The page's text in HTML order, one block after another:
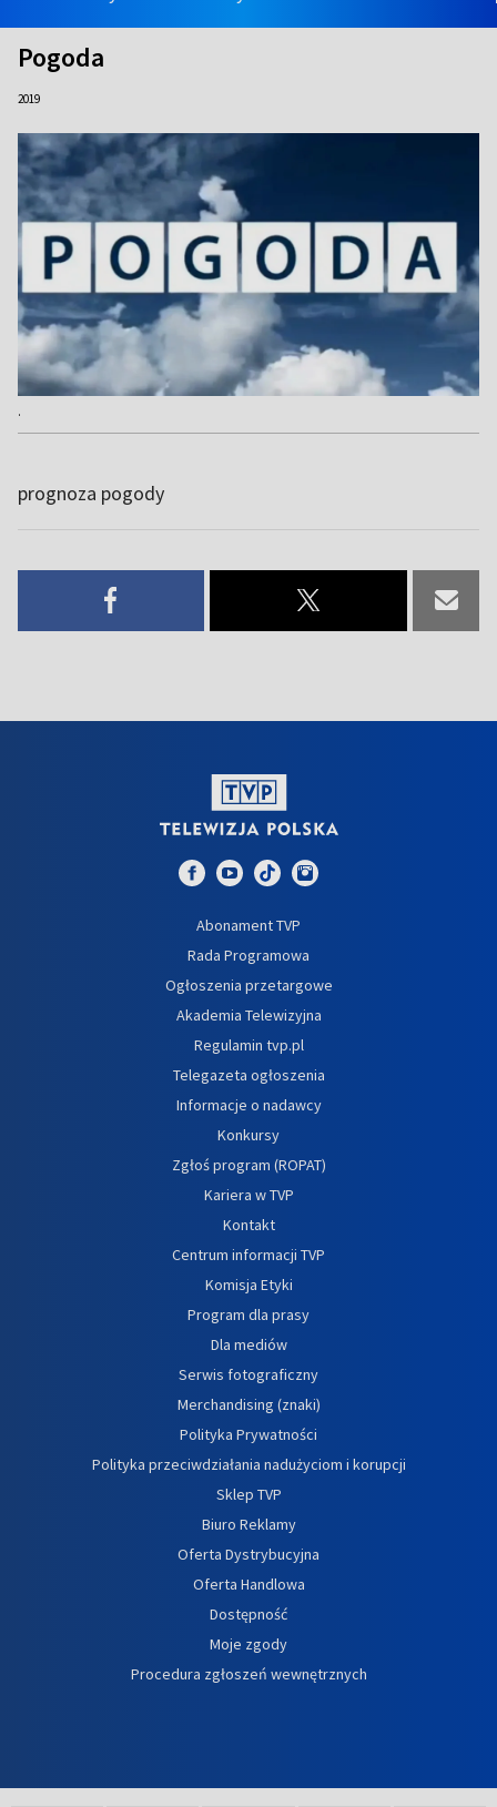
Pogoda
2019
.
prognoza pogody
Abonament TVP
Rada Programowa
Ogłoszenia przetargowe
Akademia Telewizyjna
Regulamin tvp.pl
Telegazeta ogłoszenia
Informacje o nadawcy
Konkursy
Zgłoś program (ROPAT)
Kariera w TVP
Kontakt
Centrum informacji TVP
Komisja Etyki
Program dla prasy
Dla mediów
Serwis fotograficzny
Merchandising (znaki)
Polityka Prywatności
Polityka przeciwdziałania nadużyciom i korupcji
Sklep TVP
Biuro Reklamy
Oferta Dystrybucyjna
Oferta Handlowa
Dostępność
Moje zgody
Procedura zgłoszeń wewnętrznych